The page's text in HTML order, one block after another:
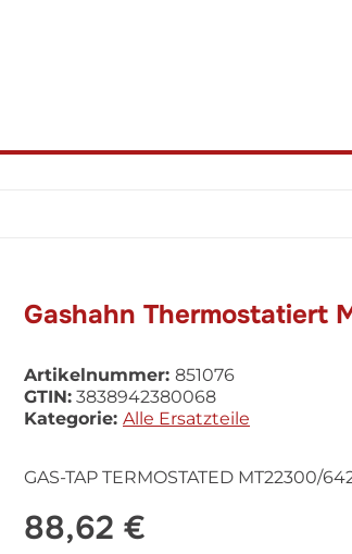
Gashahn Thermostatiert
Artikelnummer: 851076
GTIN: 3838942380068
Kategorie: Alle Ersatzteile
GAS-TAP TERMOSTATED MT22300/
88,62 €